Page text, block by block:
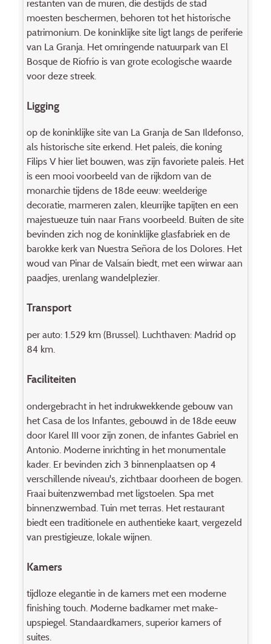
restanten van de muren, die destijds de stad
moesten beschermen, behoren tot het historische
patrimonium. De koninklijke site ligt langs de periferie
van La Granja. Het omringende natuurpark van El
Bosque de Ríofrío is van grote ecologische waarde
voor deze streek.
Ligging
op de koninklijke site van La Granja de San Ildefonso,
als historische site erkend. Het paleis, die koning
Filips V hier liet bouwen, was zijn favoriete paleis. Het
is een mooi voorbeeld van de rijkdom van de
monarchie tijdens de 18de eeuw: weelderige
decoratie, marmeren zalen, kleurrijke tapijten en een
majestueuze tuin naar Frans voorbeeld. Buiten de site
bevinden zich nog de koninklijke glasfabriek en de
barokke kerk van Nuestra Señora de los Dolores. Het
woud van Pinar de Valsaín biedt, met een wirwar aan
paadjes, urenlang wandelplezier.
Transport
per auto: 1.529 km (Brussel). Luchthaven: Madrid op
84 km.
Faciliteiten
ondergebracht in het indrukwekkende gebouw van
het Casa de los Infantes, gebouwd in de 18de eeuw
door Karel III voor zijn zonen, de infantes Gabriel en
Antonio. Moderne inrichting in het monumentale
kader. Er bevinden zich 3 binnenplaatsen op 4
verschillende niveau's, zichtbaar doorheen de bogen.
Fraai buitenzwembad met ligstoelen. Spa met
binnenzwembad. Tuin met terras. Het restaurant
biedt een traditionele en authentieke kaart, vergezeld
van prestigieuze, lokale wijnen.
Kamers
tijdloze elegantie in de kamers met een moderne
finishing touch. Moderne badkamer met make-
upspiegel. Standaardkamers, superior kamers of
suites.